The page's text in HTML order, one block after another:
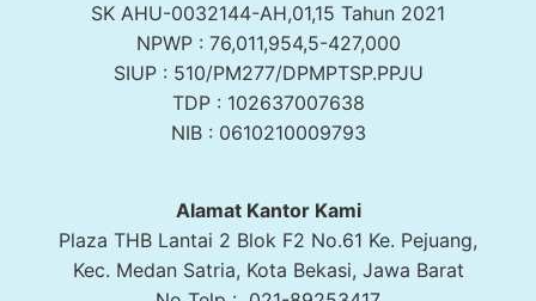
SK AHU-0032144-AH,01,15 Tahun 2021
NPWP : 76,011,954,5-427,000
SIUP : 510/PM277/DPMPTSP.PPJU
TDP : 102637007638
NIB : 0610210009793
Alamat Kantor Kami
Plaza THB Lantai 2 Blok F2 No.61 Ke. Pejuang,
Kec. Medan Satria, Kota Bekasi, Jawa Barat